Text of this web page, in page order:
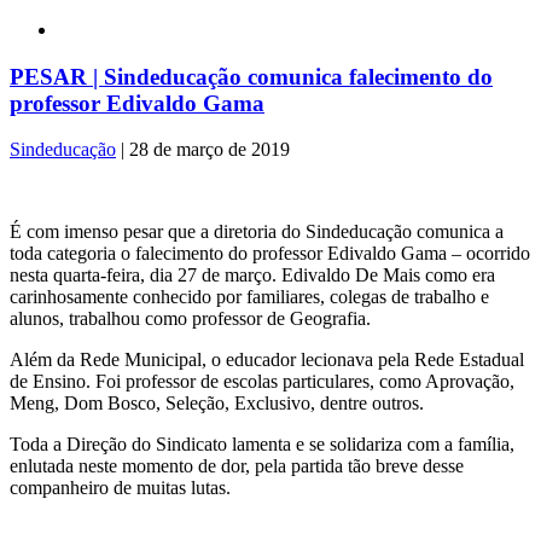
PESAR | Sindeducação comunica falecimento do
professor Edivaldo Gama
Sindeducação | 28 de março de 2019
É com imenso pesar que a diretoria do Sindeducação comunica a
toda categoria o falecimento do professor Edivaldo Gama – ocorrido
nesta quarta-feira, dia 27 de março. Edivaldo De Mais como era
carinhosamente conhecido por familiares, colegas de trabalho e
alunos, trabalhou como professor de Geografia.
Além da Rede Municipal, o educador lecionava pela Rede Estadual
de Ensino. Foi professor de escolas particulares, como Aprovação,
Meng, Dom Bosco, Seleção, Exclusivo, dentre outros.
Toda a Direção do Sindicato lamenta e se solidariza com a família,
enlutada neste momento de dor, pela partida tão breve desse
companheiro de muitas lutas.